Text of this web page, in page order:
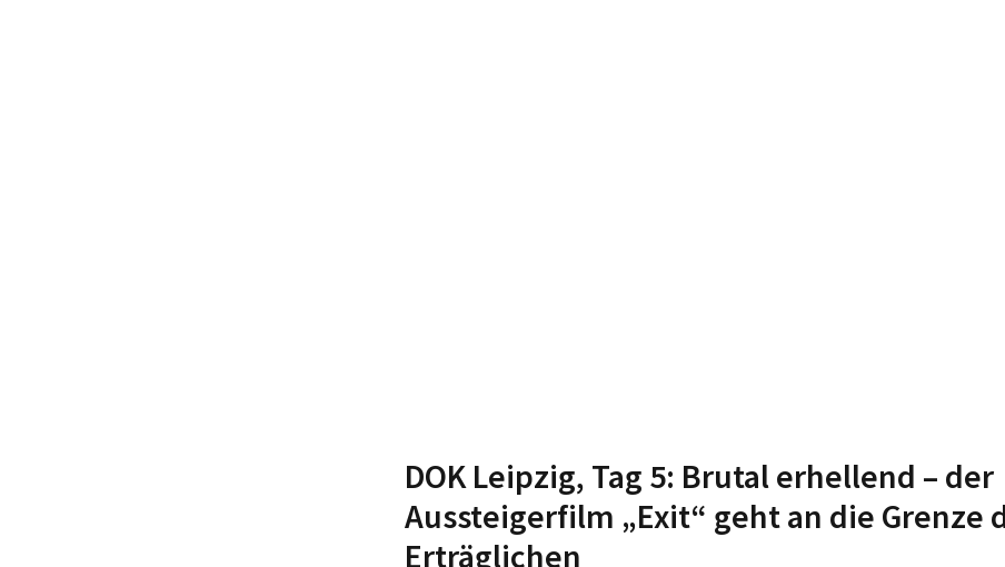
DOK Leipzig, Tag 5: Brutal erhellend – der
Aussteigerfilm „Exit“ geht an die Grenze
Erträglichen